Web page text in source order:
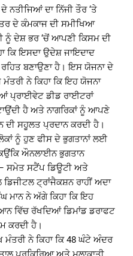
ਨਤੀਜਿਆਂ ਦਾ ਨਿੱਜੀ ਤੌਰ ‘ਤੇ
ਦੇ ਕੰਮਕਾਜ ਦੀ ਸਮੀਖਿਆ
ਨੂੰ ਦੇਸ਼ ਭਰ ‘ਚੋਂ ਆਪਣੀ ਕਿਸਮ ਦੀ
ਕਿ ਇਸਦਾ ਉਦੇਸ਼ ਜਾਇਦਾਦ
ਬਣਾਉਣਾ ਹੈ। ਇਸ ਯੋਜਨਾ ਦੇ
ਨੇ ਕਿਹਾ ਕਿ ਇਹ ਯੋਜਨਾ
ਪ੍ਰਾਈਵੇਟ ਡੀਡ ਰਾਈਟਰਾਂ
ਹੈ ਅਤੇ ਨਾਗਰਿਕਾਂ ਨੂੰ ਆਪਣੇ
ਸਹੂਲਤ ਪ੍ਰਦਾਨ ਕਰਦੀ ਹੈ।
ਨੂੰ ਹੁਣ ਫੀਸ ਦੇ ਭੁਗਤਾਨਾਂ ਲਈ
ਔਨਲਾਈਨ ਭੁਗਤਾਨ
– ਸਮੇਤ ਸਟੈਂਪ ਡਿਊਟੀ ਅਤੇ
ਟ੍ਰਾਂਜੈਕਸ਼ਨ ਰਾਹੀਂ ਅਦਾ
ਮਾਨ ਨੇ ਅੱਗੇ ਕਿਹਾ ਕਿ ਇਹ
ਵਿੱਚ ਰੱਖਦਿਆਂ ਡਿਮਾਂਡ ਡਰਾਫਟ
ਕਰਦੀ ਹੈ।
ਨੇ ਕਿਹਾ ਕਿ 48 ਘੰਟੇ ਅੰਦਰ